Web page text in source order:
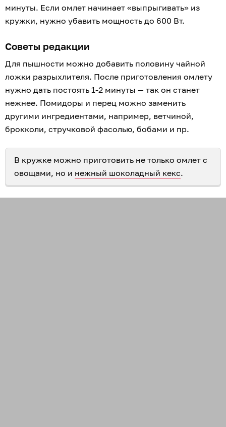
минуты. Если омлет начинает «выпрыгивать» из
кружки, нужно убавить мощность до 600 Вт.
Советы редакции
Для пышности можно добавить половину чайной
ложки разрыхлителя. После приготовления омлету
нужно дать постоять 1-2 минуты — так он станет
нежнее. Помидоры и перец можно заменить
другими ингредиентами, например, ветчиной,
брокколи, стручковой фасолью, бобами и пр.
В кружке можно приготовить не только омлет с
овощами, но и нежный шоколадный кекс.